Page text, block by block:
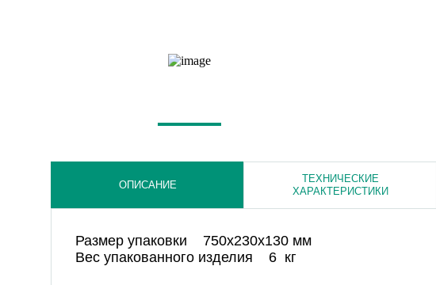
ОПИСАНИЕ
ТЕХНИЧЕСКИЕ
ХАРАКТЕРИСТИКИ
Размер упаковки 750х230х130 мм
Вес упакованного изделия 6 кг